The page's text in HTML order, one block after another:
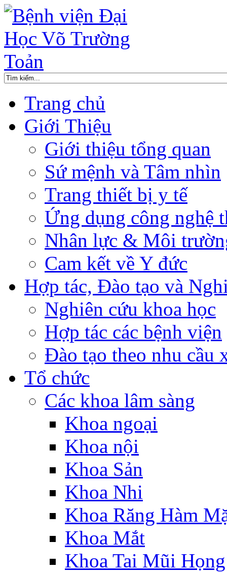
Trang chủ
Giới Thiệu
Giới thiệu tổng quan
Sứ mệnh và Tâm nhìn
Trang thiết bị y tế
Ứng dụng công nghệ
Nhân lực & Môi
Cam kết về Y đức
Hợp tác, Đào tạo và
Nghiên cứu khoa học
Hợp tác các bệnh viện
Đào tạo theo nhu cầu
Tổ chức
Các khoa lâm sàng
Khoa ngoại
Khoa nội
Khoa Sản
Khoa Nhi
Khoa Răng Hàm
Khoa Mắt
Khoa Tai Mũi Họng